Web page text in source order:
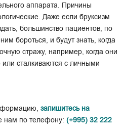
аппарата. Причины
Даже если бруксизм
большинство пациентов, по
бороться, и будут знать, когда
стражу, например, когда они
сталкиваются с личными
запишитесь на
нам по телефону: (+995) 32 222